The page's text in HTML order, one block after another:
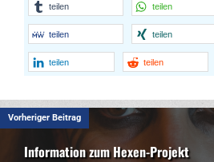
teilen teilen
teilen teilen
teilen teilen
Vorheriger Beitrag
Information zum Hexen-Projekt